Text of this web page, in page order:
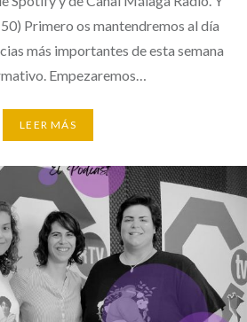
Primero os mantendremos al día
más importantes de esta semana
Empezaremos…
LEER MÁS